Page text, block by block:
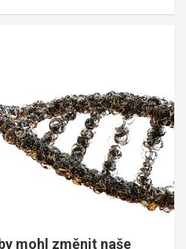
mohl změnit naše